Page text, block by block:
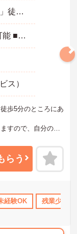
ＪＲ横浜線「町田駅」徒歩5分
■学歴不問 / 未経験可能 ■介護職員初任者研修修了以上があれば経験が無くても可 ■介護福祉士歓迎 ■その他有資格者優先 ■自動車運転免許歓迎（AT限定可）
ス）
歩5分のところにあ
すので、自分の意
ください。
らう
経験OK 残業少なめ